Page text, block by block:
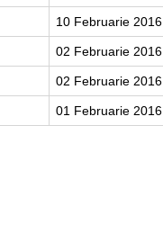
10 Februarie 2016
02 Februarie 2016
02 Februarie 2016
01 Februarie 2016